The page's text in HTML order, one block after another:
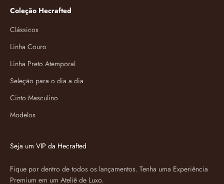
Coleção Hecrafted
Clássicos
Linha Couro
Linha Preto Atemporal
Seleção para o dia a dia
Cinto Masculino
Modelos
Seja um VIP da Hecrafted
Fique por dentro de todos os lançamentos. Tenha uma Experiência
Premium em um Ateliê de Luxo.